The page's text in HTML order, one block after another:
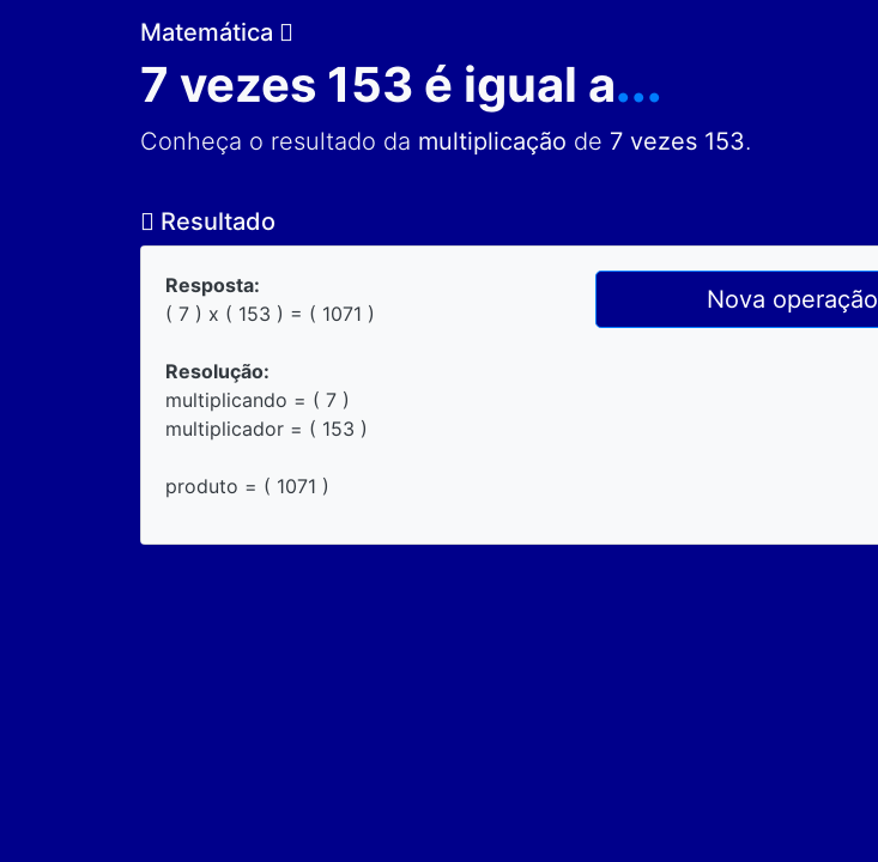
Matemática
7 vezes 153 é igual a...
Conheça o resultado da multiplicação de 7 vezes 153.
Resultado
Resposta:
( 7 ) x ( 153 ) = ( 1071 )
Resolução:
multiplicando = ( 7 )
multiplicador = ( 153 )
produto = ( 1071 )
Nova operação